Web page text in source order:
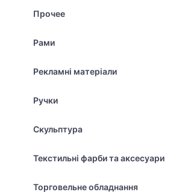
Прочее
Рами
Рекламні матеріали
Ручки
Скульптура
Текстильні фарби та аксесуари
Торговельне обладнання